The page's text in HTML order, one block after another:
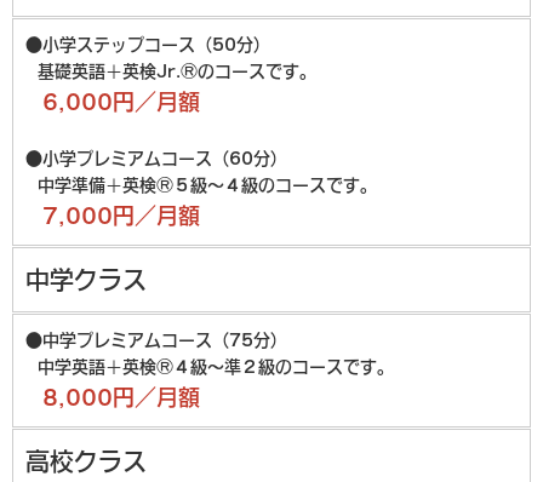
●⼩学ステップコース（50分）
基礎英語＋英検Jr.Ⓡのコースです。
6,000円／⽉額
●⼩学プレミアムコース（60分）
中学準備＋英検Ⓡ５級〜４級のコースです。
7,000円／⽉額
中学クラス
●中学プレミアムコース（75分）
中学英語＋英検Ⓡ４級〜準２級のコースです。
8,000円／⽉額
高校クラス